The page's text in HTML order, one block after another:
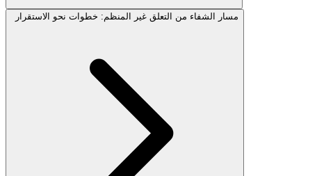
مسار الشفاء من التعلق غير المنظم: خطوات نحو الاستقرار